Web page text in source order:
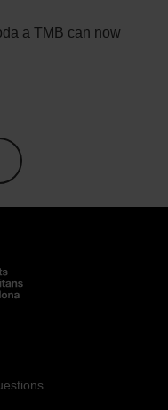
a TMB can now